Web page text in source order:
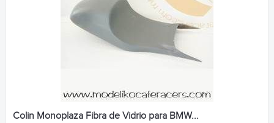
Colin Monoplaza Fibra de Vidrio para BMW...